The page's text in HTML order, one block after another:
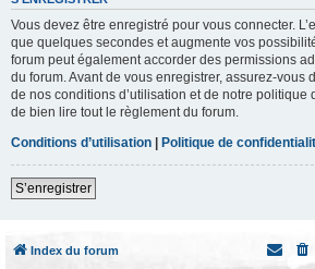
Vous devez être enregistré pour vous connecter.
que quelques secondes et augmente vos
forum peut également accorder des permissions
du forum. Avant de vous enregistrer, assurez-vous
de nos conditions d’utilisation et de notre politique
de bien lire tout le règlement du forum.
Conditions d’utilisation | Politique de
S’enregistrer
Index du forum